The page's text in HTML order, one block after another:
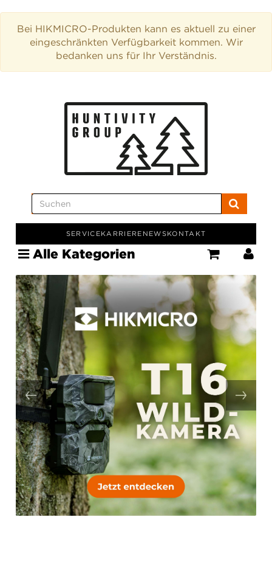
Bei HIKMICRO-Produkten kann es aktuell zu einer
eingeschränkten Verfügbarkeit kommen. Wir
bedanken uns für Ihr Verständnis.
SERVICEKARRIERE NEWSKONTAKT
Alle Kategorien